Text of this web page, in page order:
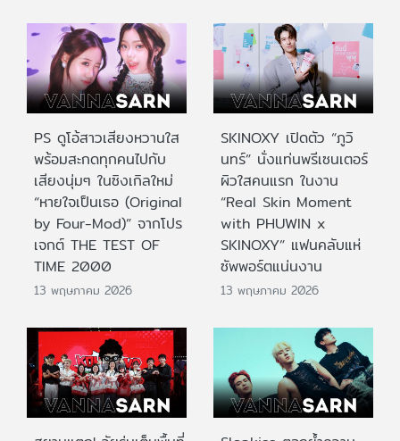
PS ดูโอ้สาวเสียงหวานใส
พร้อมสะกดทุกคนไปกับ
เสียงนุ่มๆ ในซิงเกิลใหม่
“หายใจเป็นเธอ (Original
by Four-Mod)” จากโปร
เจกต์ THE TEST OF
TIME 2000
13 พฤษภาคม 2026
SKINOXY เปิดตัว “ภูวิ
นทร์” นั่งแท่นพรีเซนเตอร์
ผิวใสคนแรก ในงาน
“Real Skin Moment
with PHUWIN x
SKINOXY” แฟนคลับแห่
ซัพพอร์ตแน่นงาน
13 พฤษภาคม 2026